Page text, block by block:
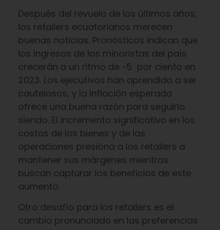
Después del revuelo de los últimos años,
los retailers ecuatorianos merecen
buenas noticias. Pronósticos indican que
los ingresos de los minoristas del país
crecerán a un ritmo de ~5 por ciento en
2023. Los ejecutivos han aprendido a ser
cautelosos, y la inflación esperada
ofrece una buena razón para seguirlo
siendo. El incremento significativo en los
costos de los bienes y de las
operaciones presiona a los retailers a
mantener sus márgenes mientras
buscan capturar los beneficios de este
aumento.
Otro desafío para los retailers es el
cambio pronunciado en las preferencias